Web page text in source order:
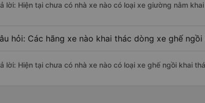
lời: Hiện tại chưa có nhà xe nào có loại xe giường nằm
hỏi: Các hãng xe nào khai thác dòng xe ghế
lời: Hiện tại chưa có nhà xe nào có loại xe ghế ngồi khai